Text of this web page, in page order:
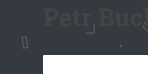
Petr